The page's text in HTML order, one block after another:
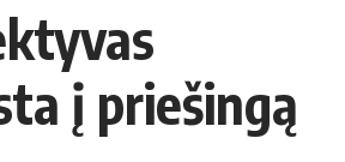
į priešingą